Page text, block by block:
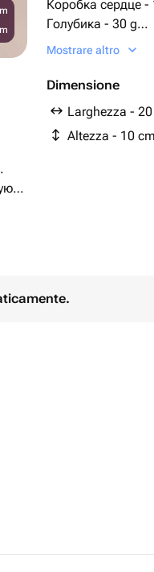
Коробка сердце -
Голубика - 30 g
Клубника в
Mostrare altro
Dimensione
Larghezza -
Altezza - 10 cm